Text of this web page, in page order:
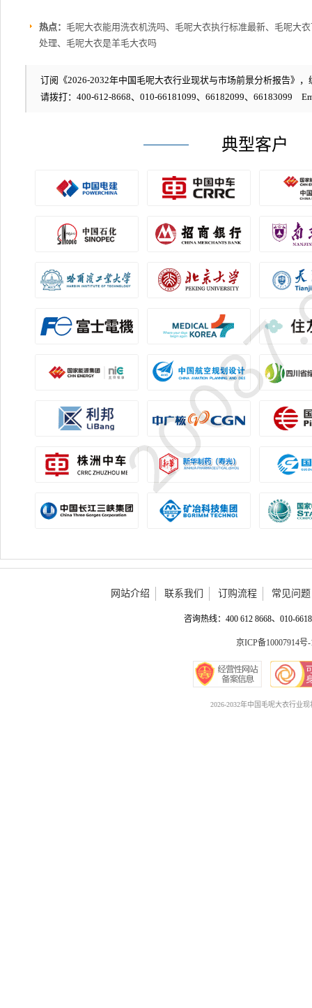
热点： 毛呢大衣能用洗衣机洗吗、毛呢大衣执行标准最新、毛呢大
处理、毛呢大衣是羊毛大衣吗
订阅《2026-2032年中国毛呢大衣行业现状与市场前景分析报告》，
请拨打：400-612-8668、010-66181099、66182099、66183099
典型客户
网站介绍 联系我们 订购流程 常见问题
咨询热线：400 612 8668、010-
京ICP备10007914号-
2026-2032年中国毛呢大衣行业